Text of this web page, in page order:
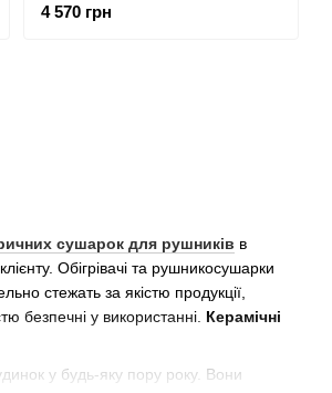
сушарок для рушників в
Обігрівачі та рушникосушарки
стежать за якістю продукції,
безпечні у використанні. Керамічні
у будь-яку пору року. Вони
4 570 грн